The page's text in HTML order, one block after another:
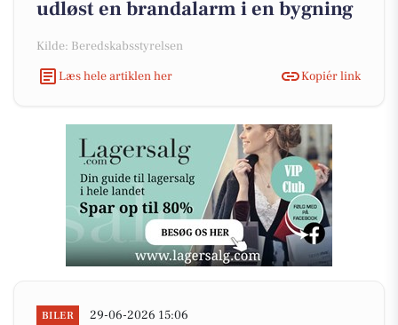
udløst en brandalarm i en bygning
Kilde: Beredskabsstyrelsen
Læs hele artiklen her
Kopiér link
BILER 29-06-2026 15:06